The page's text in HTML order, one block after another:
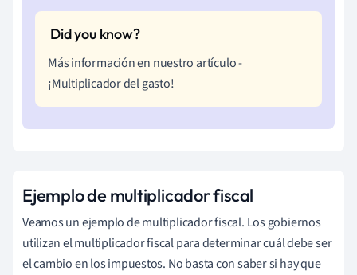
Más información en nuestro artículo -
¡Multiplicador del gasto!
Ejemplo de multiplicador fiscal
Veamos un ejemplo de multiplicador fiscal. Los gobiernos
utilizan el multiplicador fiscal para determinar cuál debe ser
el cambio en los impuestos. No basta con saber si hay que